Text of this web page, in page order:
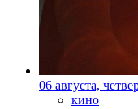
06 августа,
кино